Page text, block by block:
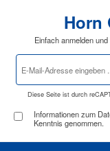
Horn
Einfach anmelden
E-
Mail-
*
Diese Seite ist durch
Informationen zum
Kenntnis genommen.